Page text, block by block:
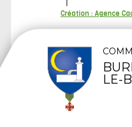
Création : Agence
LE-